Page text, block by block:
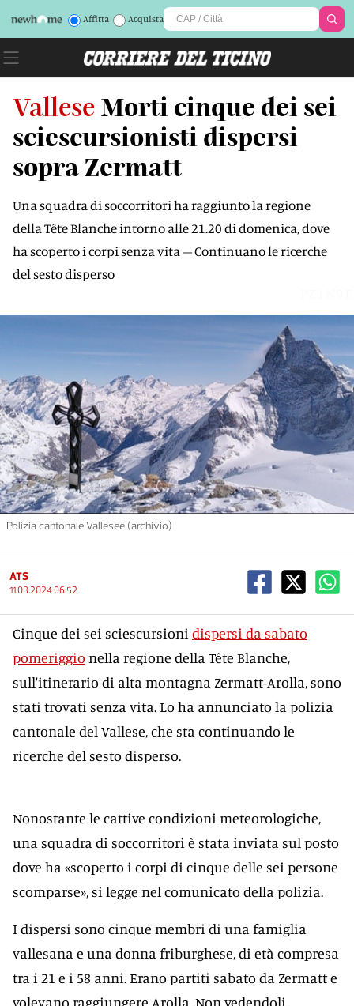
Affitta Acquista
Vallese Morti cinque dei sei
sciescursionisti dispersi
sopra Zermatt
Una squadra di soccorritori ha raggiunto la regione
della Tête Blanche intorno alle 21.20 di domenica, dove
ha scoperto i corpi senza vita – Continuano le ricerche
del sesto disperso
Polizia cantonale Vallesee (archivio)
ATS
11.03.2024 06:52
Cinque dei sei sciescursioni dispersi da sabato
pomeriggio nella regione della Tête Blanche,
sull'itinerario di alta montagna Zermatt-Arolla, sono
stati trovati senza vita. Lo ha annunciato la polizia
cantonale del Vallese, che sta continuando le
ricerche del sesto disperso.
Nonostante le cattive condizioni meteorologiche,
una squadra di soccorritori è stata inviata sul posto
dove ha «scoperto i corpi di cinque delle sei persone
scomparse», si legge nel comunicato della polizia.
I dispersi sono cinque membri di una famiglia
vallesana e una donna friburghese, di età compresa
tra i 21 e i 58 anni. Erano partiti sabato da Zermatt e
volevano raggiungere Arolla. Non vedendoli